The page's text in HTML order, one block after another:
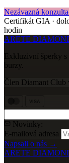
Nezávazná
Certifikát GIA ·
hodin
ARETE
Exkluzivní šperky
burzy.
Člen Diamant Club
Novinky:
E-mailová adresa
Napsali o nás →
ARETE